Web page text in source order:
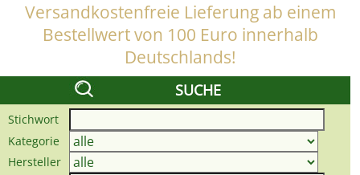
Versandkostenfreie Lieferung ab einem
Bestellwert von 100 Euro innerhalb
Deutschlands!
SUCHE
Stichwort
Kategorie
Hersteller